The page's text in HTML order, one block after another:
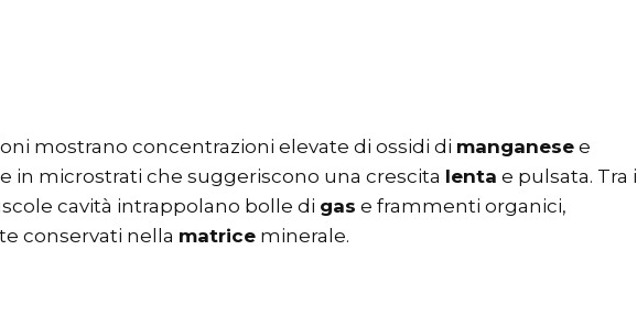
mostrano concentrazioni elevate di ossidi di manganese e
in microstrati che suggeriscono una crescita lenta e pulsata. Tra i
cavità intrappolano bolle di gas e frammenti organici,
conservati nella matrice minerale.